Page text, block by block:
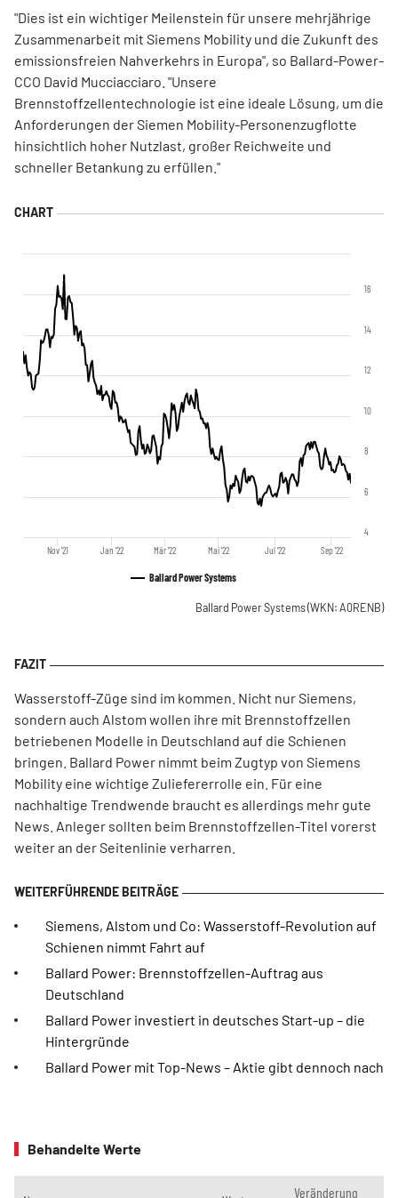
"Dies ist ein wichtiger Meilenstein für unsere mehrjährige
Zusammenarbeit mit Siemens Mobility und die Zukunft des
emissionsfreien Nahverkehrs in Europa", so Ballard-Power-
CCO David Mucciacciaro. "Unsere
Brennstoffzellentechnologie ist eine ideale Lösung, um die
Anforderungen der Siemen Mobility-Personenzugflotte
hinsichtlich hoher Nutzlast, großer Reichweite und
schneller Betankung zu erfüllen."
Ballard Power Systems
Nov '21 Jan '22 Mär '22 Mai '22 Jul '22 Sep '22
4
6
8
10
12
14
16
Ballard Power Systems(WKN: A0RENB)
Wasserstoff-Züge sind im kommen. Nicht nur Siemens,
sondern auch Alstom wollen ihre mit Brennstoffzellen
betriebenen Modelle in Deutschland auf die Schienen
bringen. Ballard Power nimmt beim Zugtyp von Siemens
Mobility eine wichtige Zuliefererrolle ein. Für eine
nachhaltige Trendwende braucht es allerdings mehr gute
News. Anleger sollten beim Brennstoffzellen-Titel vorerst
weiter an der Seitenlinie verharren.
Siemens, Alstom und Co: Wasserstoff-Revolution auf
Schienen nimmt Fahrt auf
Ballard Power: Brennstoffzellen-Auftrag aus
Deutschland
Ballard Power investiert in deutsches Start-up – die
Hintergründe
Ballard Power mit Top-News – Aktie gibt dennoch nach
Behandelte Werte
Veränderung